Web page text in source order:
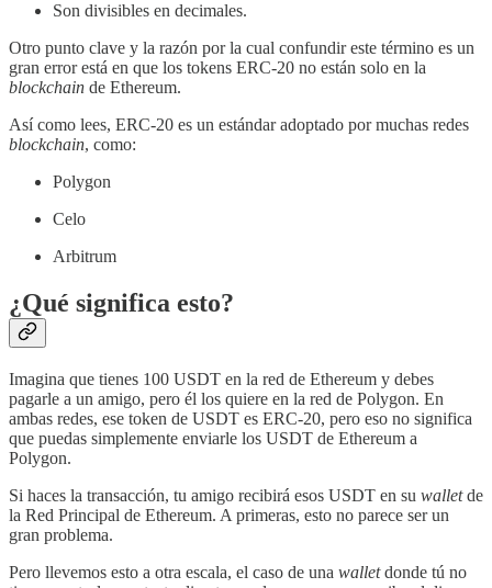
Son divisibles en decimales.
Otro punto clave y la razón por la cual confundir este término es un
gran error está en que los tokens ERC-20 no están solo en la
blockchain de Ethereum.
Así como lees, ERC-20 es un estándar adoptado por muchas redes
blockchain, como:
Polygon
Celo
Arbitrum
¿Qué significa esto?
Imagina que tienes 100 USDT en la red de Ethereum y debes
pagarle a un amigo, pero él los quiere en la red de Polygon. En
ambas redes, ese token de USDT es ERC-20, pero eso no significa
que puedas simplemente enviarle los USDT de Ethereum a
Polygon.
Si haces la transacción, tu amigo recibirá esos USDT en su walletde
la Red Principal de Ethereum. A primeras, esto no parece ser un
gran problema.
Pero llevemos esto a otra escala, el caso de una walletdonde tú no